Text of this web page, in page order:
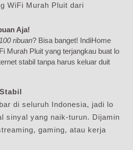
WiFi Murah Pluit dari
Aja!
ribuan? Bisa banget! IndiHome
Murah Pluit yang terjangkau buat lo
stabil tanpa harus keluar duit
di seluruh Indonesia, jadi lo
sinyal yang naik-turun. Dijamin
gaming, atau kerja